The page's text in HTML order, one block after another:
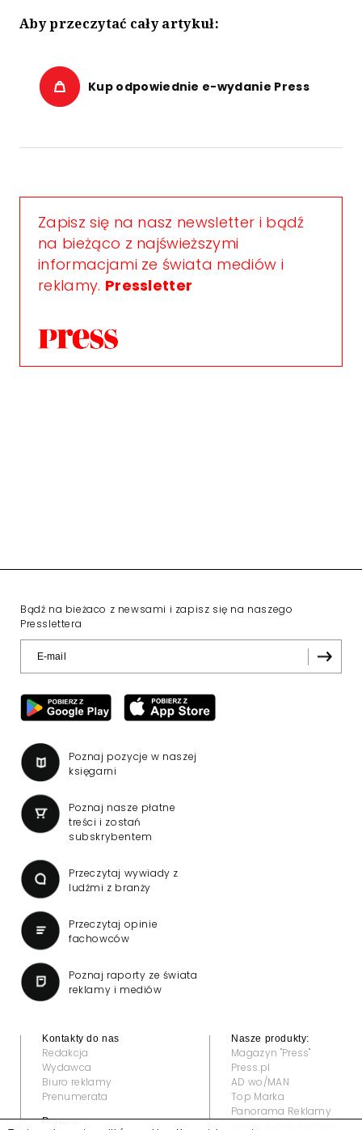
Aby przeczytać cały artykuł:
Kup odpowiednie e-wydanie Press
Zapisz się na nasz newsletter i bądź
na bieżąco z najświeższymi
informacjami ze świata mediów i
reklamy. Pressletter
Bądź na bieżaco z newsami i zapisz się na naszego
Presslettera
Poznaj pozycje w naszej
księgarni
Poznaj nasze płatne
treści i zostań
subskrybentem
Przeczytaj wywiady z
ludźmi z branży
Przeczytaj opinie
fachowców
Poznaj raporty ze świata
reklamy i mediów
Kontakty do nas
Redakcja
Wydawca
Biuro reklamy
Prenumerata
Prawne:
Nasze produkty:
Magazyn "Press"
Press.pl
AD wo/MAN
Top Marka
Panorama Reklamy